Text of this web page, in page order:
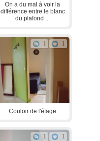
On a du mal à voir la
différence entre le blanc
du plafond ...
1 1
Couloir de l'étage
1 1